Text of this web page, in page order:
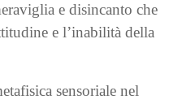
e disincanto che
e l’inabilità della
sensoriale nel